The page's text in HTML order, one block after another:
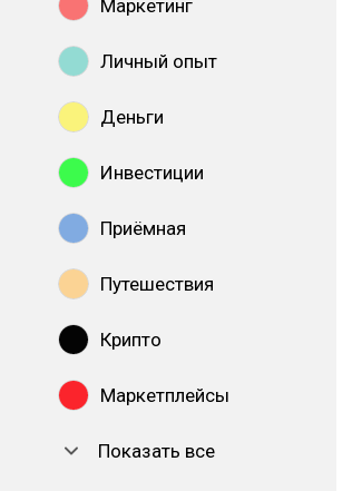
Маркетинг
Личный опыт
Деньги
Инвестиции
Приёмная
Путешествия
Крипто
Маркетплейсы
Показать все